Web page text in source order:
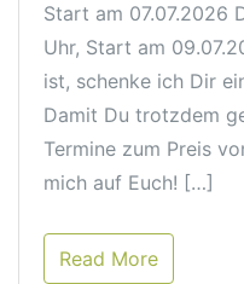
Start am 07.07.2026
Uhr, Start am
ist, schenke ich Dir
Damit Du trotzdem
Termine zum Preis
mich auf Euch! […]
Read More